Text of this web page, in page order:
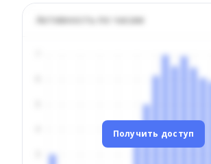
Активность по часам
Получить доступ